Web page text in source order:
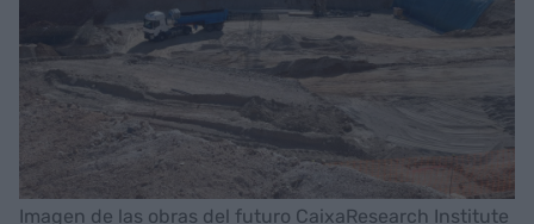
Imagen de las obras del futuro CaixaResearch Institute